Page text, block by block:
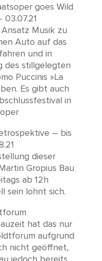
goes Wild
03.07.21
Musik zu
Auto auf das
und in
des stillgelegten
Puccinis »La
Es gibt auch
in
– bis
dieser
Gropius Bau
ab 12h
sein lohnt sich.
hat das nur
aufgrund
nicht geöffnet,